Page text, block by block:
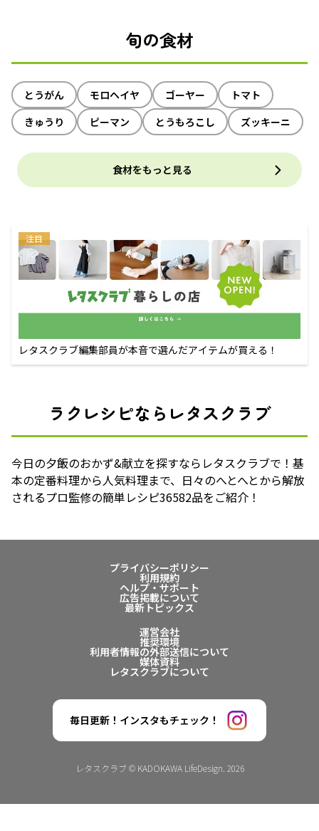
旬の食材
とうがん モロヘイヤ ゴーヤー
トマト
きゅうり
ピーマン とうもろこし ズッキーニ
食材をもっと見る
注目
レタスクラブ編集部員が本音で選んだアイテムが買える！
ラクレシピならレタスクラブ
今日の夕飯のおかず&献立を探すならレタスクラブで！基
本の定番料理から人気料理まで、日々のへとへとから解放
されるプロ監修の簡単レシピ36582品をご紹介！
プライバシーポリシー
利用規約
ヘルプ・サポート
広告掲載について
最新トピックス
運営会社
推奨環境
利用者情報の外部送信について
媒体資料
レタスクラブについて
毎日更新！インスタもチェック！
レタスクラブ © KADOKAWA LifeDesign. 2026